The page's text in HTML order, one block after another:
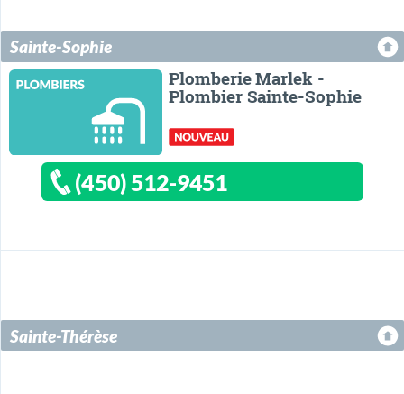
Sainte-Sophie
Plomberie Marlek -
Plombier Sainte-Sophie
(450) 512-9451
Sainte-Thérèse